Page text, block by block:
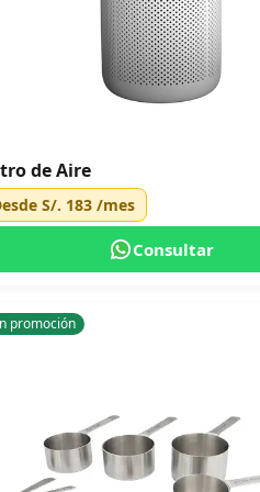
de Aire
S/. 183 /mes
Consultar
promoción